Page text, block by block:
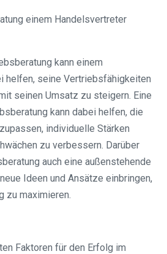
einem Handelsvertreter
kann einem
helfen, seine Vertriebsfähigkeiten
seinen Umsatz zu steigern. Eine
kann dabei helfen, die
individuelle Stärken
zu verbessern. Darüber
auch eine außenstehende
Ideen und Ansätze einbringen,
zu maximieren.
Faktoren für den Erfolg im